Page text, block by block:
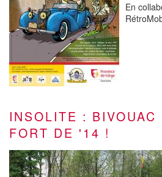
En
INSOLITE : BIVOUAC
FORT DE '14 !